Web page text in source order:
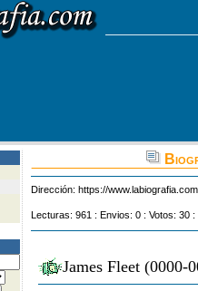
Dirección: https://
Lecturas: 961 : Envios: 0 : Votos: 30
James Fleet (0000-